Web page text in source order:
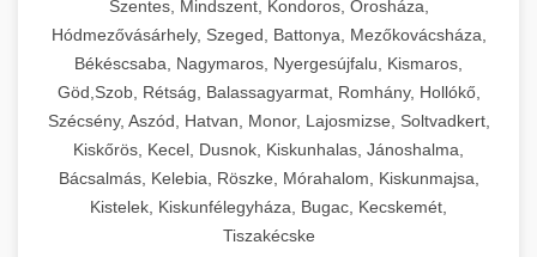
Szentes, Mindszent, Kondoros, Orosháza,
Hódmezővásárhely, Szeged, Battonya, Mezőkovácsháza,
Békéscsaba, Nagymaros, Nyergesújfalu, Kismaros,
Göd,Szob, Rétság, Balassagyarmat, Romhány, Hollókő,
Szécsény, Aszód, Hatvan, Monor, Lajosmizse, Soltvadkert,
Kiskőrös, Kecel, Dusnok, Kiskunhalas, Jánoshalma,
Bácsalmás, Kelebia, Röszke, Mórahalom, Kiskunmajsa,
Kistelek, Kiskunfélegyháza, Bugac, Kecskemét,
Tiszakécske